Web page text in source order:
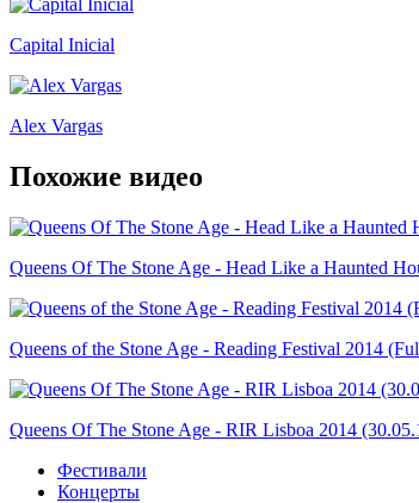
Capital Inicial
Alex Vargas
Похожие видео
Queens Of The Stone Age - Head Like a Haunted
Queens of the Stone Age - Reading Festival 2014
Queens Of The Stone Age - RIR Lisboa 2014
Фестивали
Концерты